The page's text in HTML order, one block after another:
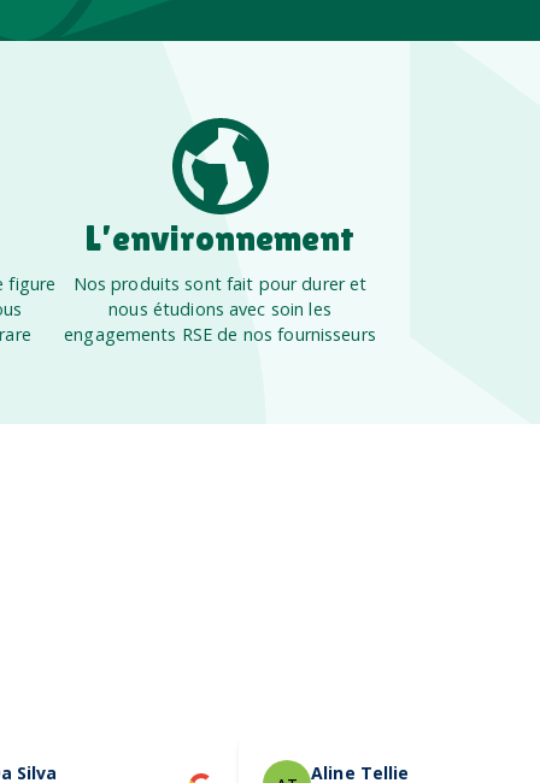
figure
L’environnement
Nos produits sont fait pour durer et
nous étudions avec soin les
engagements RSE de nos fournisseurs
Silva Aline Tellier